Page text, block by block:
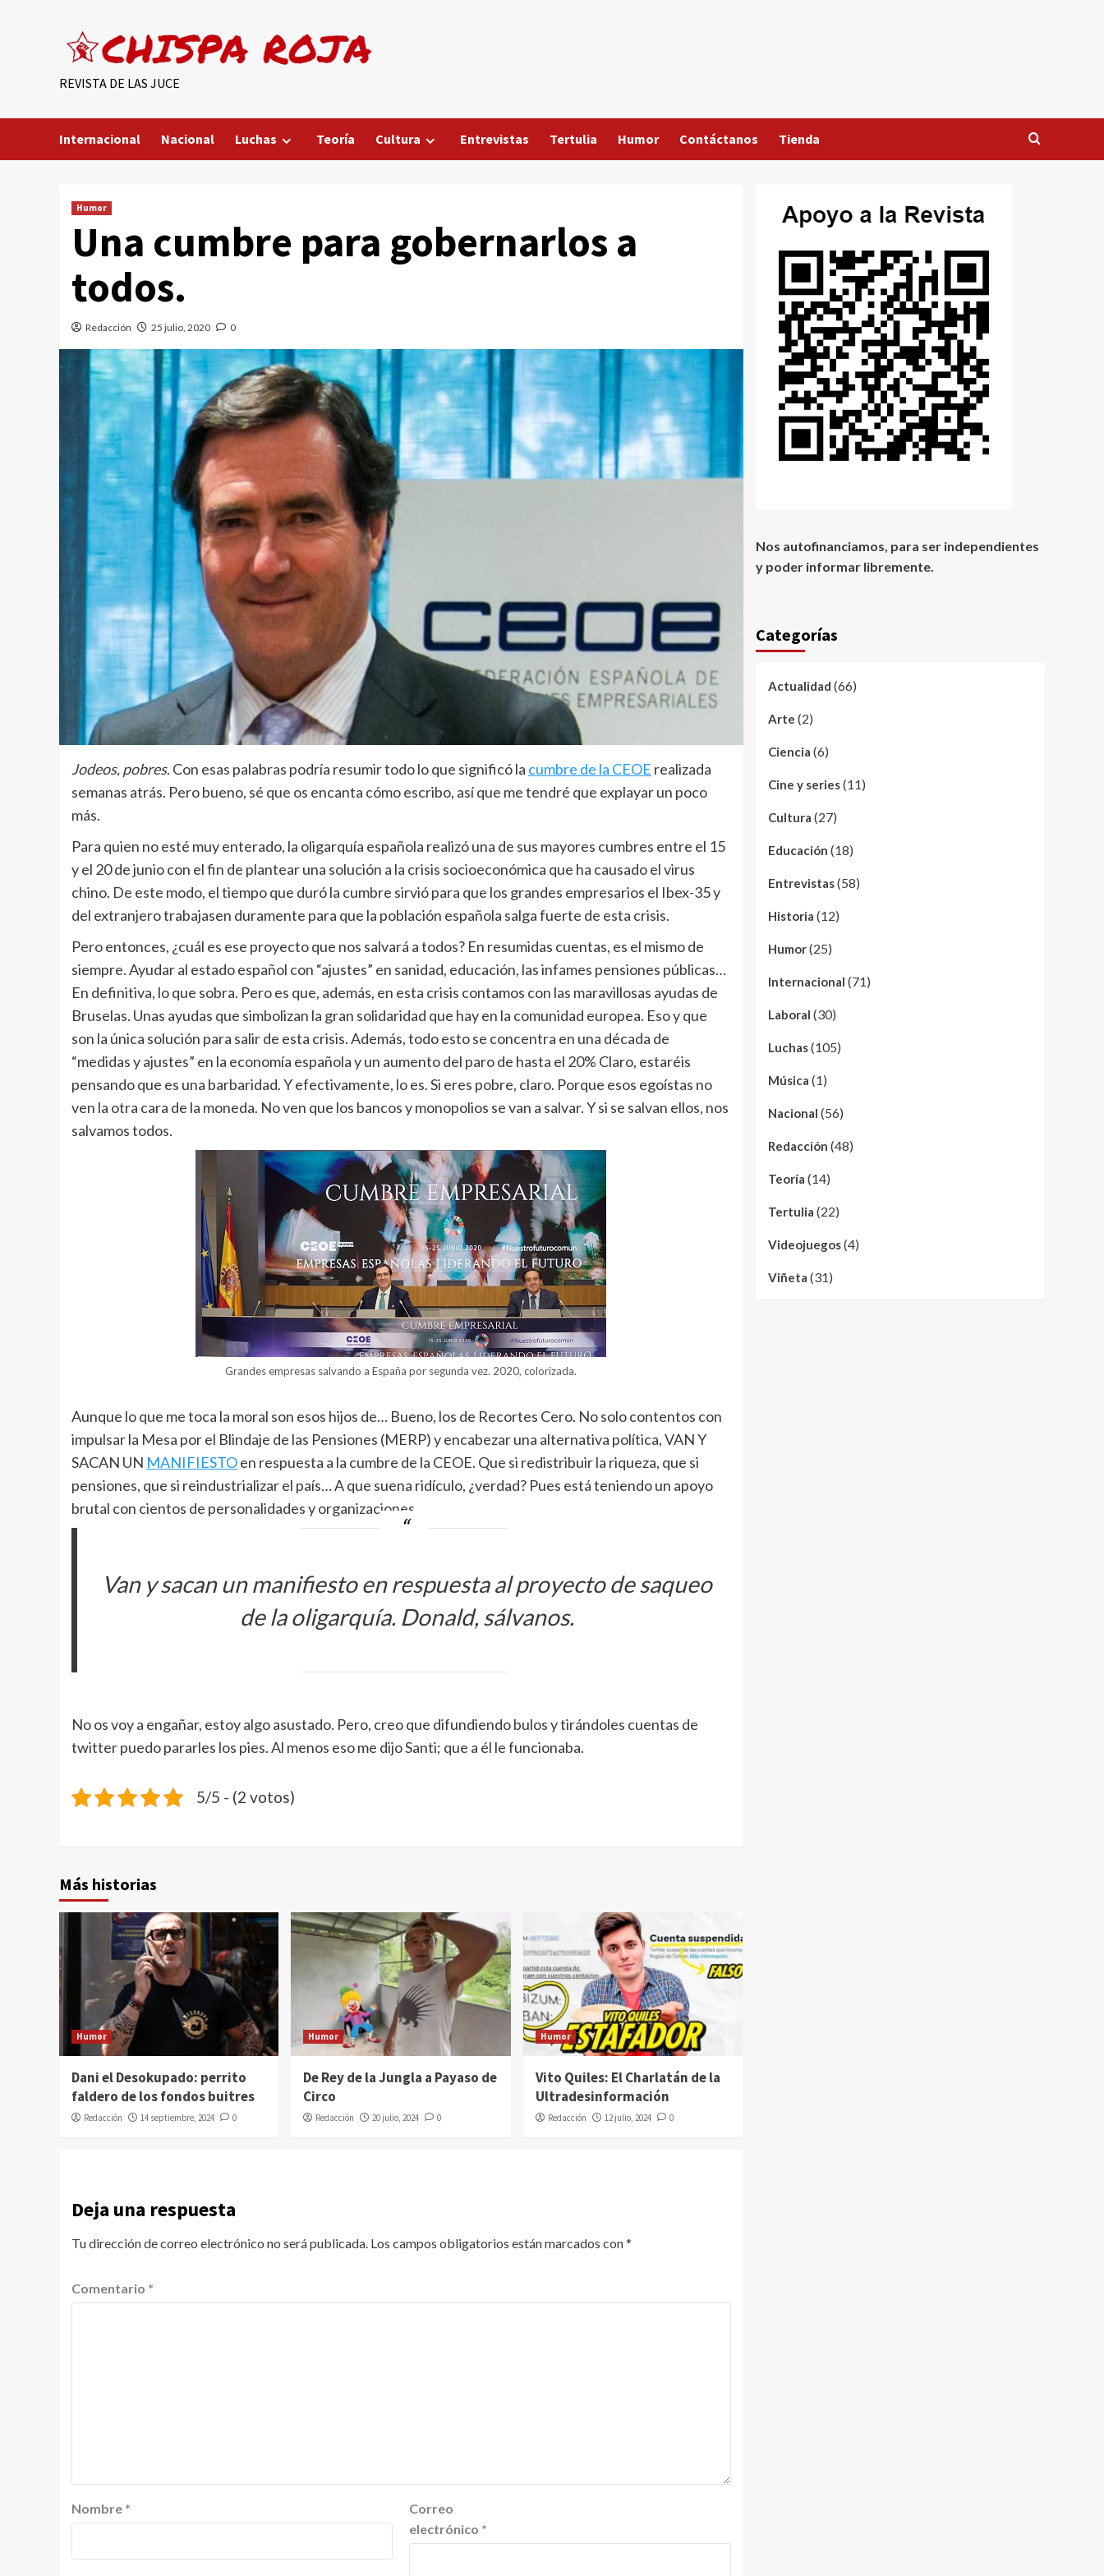
REVISTA DE LAS JUCE
Internacional Nacional Luchas Teoría Cultura Entrevistas Tertulia Humor Contáctanos Tienda
Humor
Una cumbre para gobernarlos a
todos.
Redacción 25 julio, 2020 0
Jodeos, pobres. Con esas palabras podría resumir todo lo que significó la cumbre de la CEOE realizada
semanas atrás. Pero bueno, sé que os encanta cómo escribo, así que me tendré que explayar un poco
más.
Para quien no esté muy enterado, la oligarquía española realizó una de sus mayores cumbres entre el 15
y el 20 de junio con el fin de plantear una solución a la crisis socioeconómica que ha causado el virus
chino. De este modo, el tiempo que duró la cumbre sirvió para que los grandes empresarios el Ibex-35 y
del extranjero trabajasen duramente para que la población española salga fuerte de esta crisis.
Pero entonces, ¿cuál es ese proyecto que nos salvará a todos? En resumidas cuentas, es el mismo de
siempre. Ayudar al estado español con “ajustes” en sanidad, educación, las infames pensiones públicas…
En definitiva, lo que sobra. Pero es que, además, en esta crisis contamos con las maravillosas ayudas de
Bruselas. Unas ayudas que simbolizan la gran solidaridad que hay en la comunidad europea. Eso y que
son la única solución para salir de esta crisis. Además, todo esto se concentra en una década de
“medidas y ajustes” en la economía española y un aumento del paro de hasta el 20% Claro, estaréis
pensando que es una barbaridad. Y efectivamente, lo es. Si eres pobre, claro. Porque esos egoístas no
ven la otra cara de la moneda. No ven que los bancos y monopolios se van a salvar. Y si se salvan ellos, nos
salvamos todos.
Grandes empresas salvando a España por segunda vez. 2020, colorizada.
Aunque lo que me toca la moral son esos hijos de… Bueno, los de Recortes Cero. No solo contentos con
impulsar la Mesa por el Blindaje de las Pensiones (MERP) y encabezar una alternativa política, VAN Y
SACAN UN MANIFIESTOen respuesta a la cumbre de la CEOE. Que si redistribuir la riqueza, que si
pensiones, que si reindustrializar el país… A que suena ridículo, ¿verdad? Pues está teniendo un apoyo
brutal con cientos de personalidades y organizaciones.
Van y sacan un manifiesto en respuesta al proyecto de saqueo
de la oligarquía. Donald, sálvanos.
No os voy a engañar, estoy algo asustado. Pero, creo que difundiendo bulos y tirándoles cuentas de
twitter puedo pararles los pies. Al menos eso me dijo Santi; que a él le funcionaba.
5/5 - (2 votos)
Más historias
Humor
Dani el Desokupado: perrito
faldero de los fondos buitres
Redacción 14 septiembre, 2024 0
Humor
De Rey de la Jungla a Payaso de
Circo
Redacción 20 julio, 2024 0
Humor
Vito Quiles: El Charlatán de la
Ultradesinformación
Redacción 12 julio, 2024 0
Deja una respuesta
Tu dirección de correo electrónico no será publicada. Los campos obligatorios están marcados con*
Comentario *
Nombre *
Correo
electrónico *
Nos autofinanciamos, para ser independientes
y poder informar libremente.
Categorías
Actualidad (66)
Arte (2)
Ciencia (6)
Cine y series(11)
Cultura (27)
Educación (18)
Entrevistas(58)
Historia (12)
Humor(25)
Internacional (71)
Laboral (30)
Luchas(105)
Música (1)
Nacional (56)
Redacción (48)
Teoría (14)
Tertulia (22)
Videojuegos(4)
Viñeta (31)